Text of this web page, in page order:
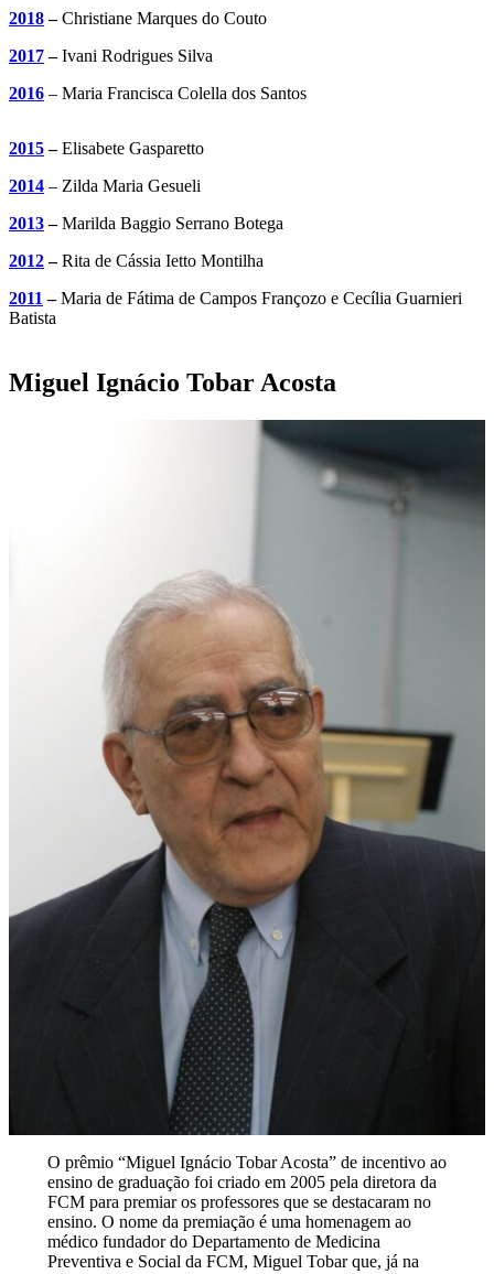
2018–Christiane Marques do Couto
2017–Ivani Rodrigues Silva
2016 – Maria Francisca Colella dos Santos
2015–Elisabete Gasparetto
2014 – Zilda Maria Gesueli
2013–Marilda Baggio Serrano Botega
2012–Rita de Cássia Ietto Montilha
2011 –Maria de Fátima de Campos Françozo e Cecília Guarnieri
Batista
Miguel Ignácio Tobar Acosta
O prêmio “Miguel Ignácio Tobar Acosta” de incentivo ao
ensino de graduação foi criado em 2005 pela diretora da
FCM para premiar os professores que se destacaram no
ensino. O nome da premiação é uma homenagem ao
médico fundador do Departamento de Medicina
Preventiva e Social da FCM, Miguel Tobar que, já na